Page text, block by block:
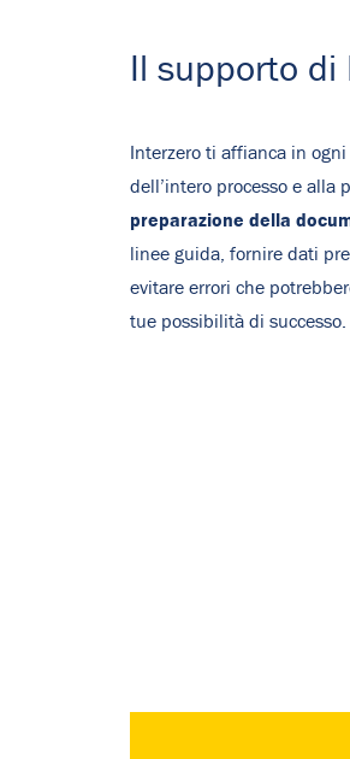
Il supporto
Interzero ti affianca in
dell’intero processo e alla
preparazione della
linee guida, fornire dati
evitare errori che
tue possibilità di successo.